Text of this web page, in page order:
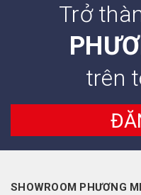
Trở
trên
SHOWROOM PHƯƠNG